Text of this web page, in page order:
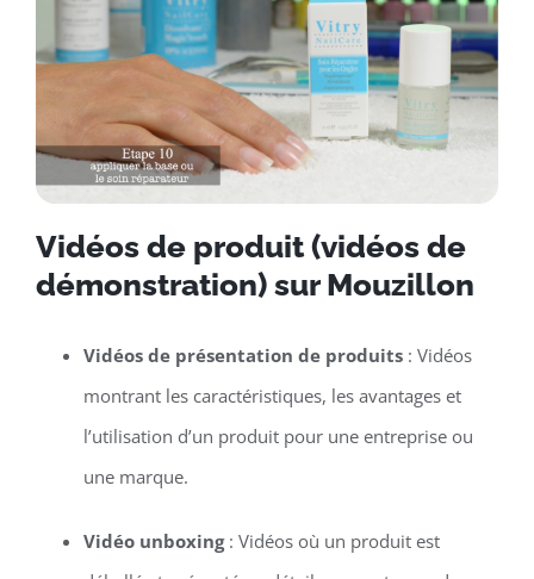
Vidéos de produit (vidéos de
démonstration) sur Mouzillon
Vidéos de présentation de produits: Vidéos
montrant les caractéristiques, les avantages et
l’utilisation d’un produit pour une entreprise ou
une marque.
Vidéo unboxing: Vidéos où un produit est